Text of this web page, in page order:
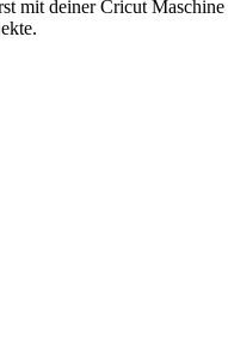
deiner Cricut